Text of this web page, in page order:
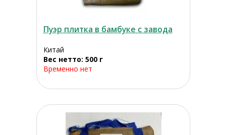
Пуэр плитка в бамбуке с завода
Китай
Вес нетто: 500 г
Временно нет